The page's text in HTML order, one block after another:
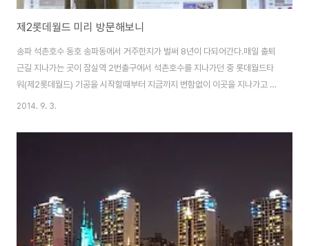
제2롯데월드 미리 방문해보니
송파 석촌호수 동호 송파동에서 거주한지가 벌써 8년이 다되어간다.매일 출퇴
근길 지나가는 곳이 잠실역 2번출구에서 석촌호수를 지나가던 중 롯데월드타
워(제2롯데월드) 기공을 시작할때부터 지금까지 변함없이 이곳을 지나가고 있
다. 한참 공사가 되면서 송파지역 주변에 싱크홀 문제로 각종 미디어에 우려섞
산다는 이유로 주변 지인들로부터 괜찮냐라는 안부를 종종 듣기도 한다. 개인
관을 비롯하여 공사현장을 방문하게 되었다. 홍보관..
2014. 9. 3.